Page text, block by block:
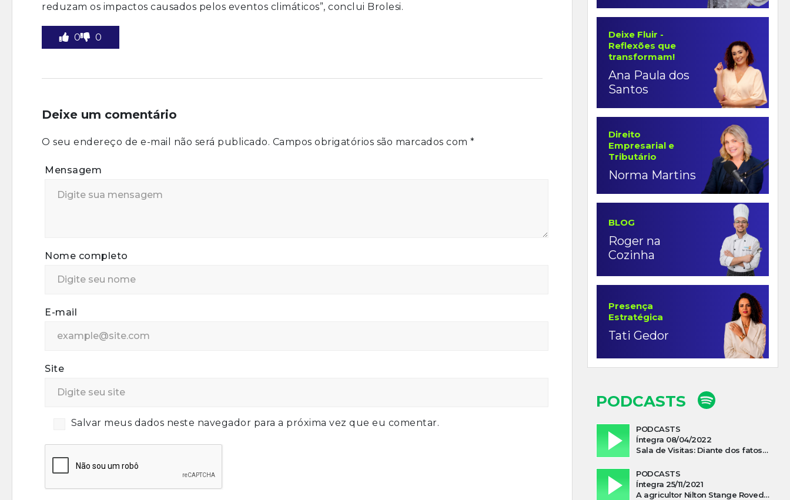
reduzam os impactos causados pelos eventos climáticos”, conclui Brolesi.
0 0
Deixe um comentário
O seu endereço de e-mail não será publicado. Campos obrigatórios são marcados com *
Mensagem
Nome completo
E-mail
Site
Salvar meus dados neste navegador para a próxima vez que eu comentar.
Deixe Fluir -
Reflexões que
transformam!
Ana Paula dos
Santos
Direito
Empresarial e
Tributário
Norma Martins
BLOG
Roger na
Cozinha
Presença
Estratégica
Tati Gedor
PODCASTS
PODCASTS
Íntegra 08/04/2022
Sala de Visitas: Diante dos fatos que influenciam a economia o que podemos esperar de 2022
PODCASTS
Íntegra 25/11/2021
A agricultor Nilton Stange Roveda, afirma ter recebido ajuda espiritual durante acidente